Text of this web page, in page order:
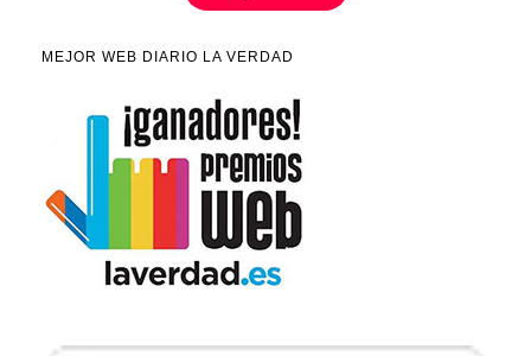
MEJOR WEB DIARIO LA VERDAD